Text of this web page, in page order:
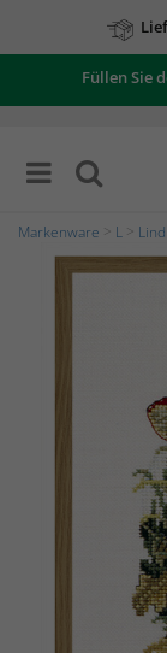
Füllen Sie
Markenware L